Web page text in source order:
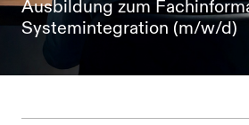
Ausbildung zum
Systemintegration (m/w/d)